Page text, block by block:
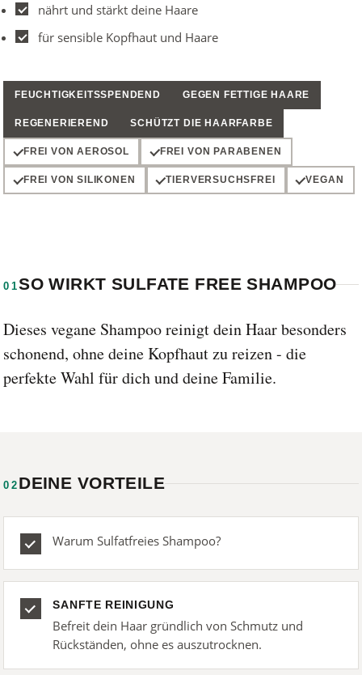
nährt und stärkt deine Haare
für sensible Kopfhaut und Haare
FEUCHTIGKEITSSPENDEND GEGEN FETTIGE HAARE
REGENERIEREND SCHÜTZT DIE HAARFARBE
FREI VON AEROSOL FREI VON PARABENEN
FREI VON SILIKONEN TIERVERSUCHSFREI VEGAN
01SO WIRKT SULFATE FREE SHAMPOO
Dieses vegane Shampoo reinigt dein Haar besonders
schonend, ohne deine Kopfhaut zu reizen - die
perfekte Wahl für dich und deine Familie.
02 DEINE VORTEILE
Warum Sulfatfreies Shampoo?
SANFTE REINIGUNG
Befreit dein Haar gründlich von Schmutz und
Rückständen, ohne es auszutrocknen.